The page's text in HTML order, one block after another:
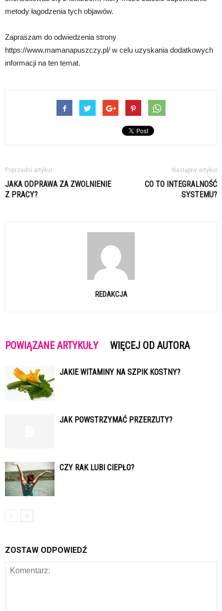
metody łagodzenia tych objawów.
Zapraszam do odwiedzenia strony
https://www.mamanapuszczy.pl/ w celu uzyskania dodatkowych
informacji na ten temat.
Poprzedni artykuł
JAKA ODPRAWA ZA ZWOLNIENIE
Z PRACY?
Następny artykuł
CO TO INTEGRALNOŚĆ
SYSTEMU?
REDAKCJA
POWIĄZANE ARTYKUŁY WIĘCEJ OD AUTORA
JAKIE WITAMINY NA SZPIK KOSTNY?
JAK POWSTRZYMAĆ PRZERZUTY?
CZY RAK LUBI CIEPŁO?
ZOSTAW ODPOWIEDŹ